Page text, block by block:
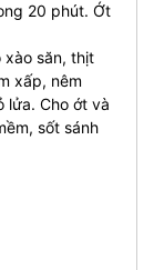
20 phút. Ớt
xào săn, thịt
xấp, nêm
lửa. Cho ớt và
sốt sánh